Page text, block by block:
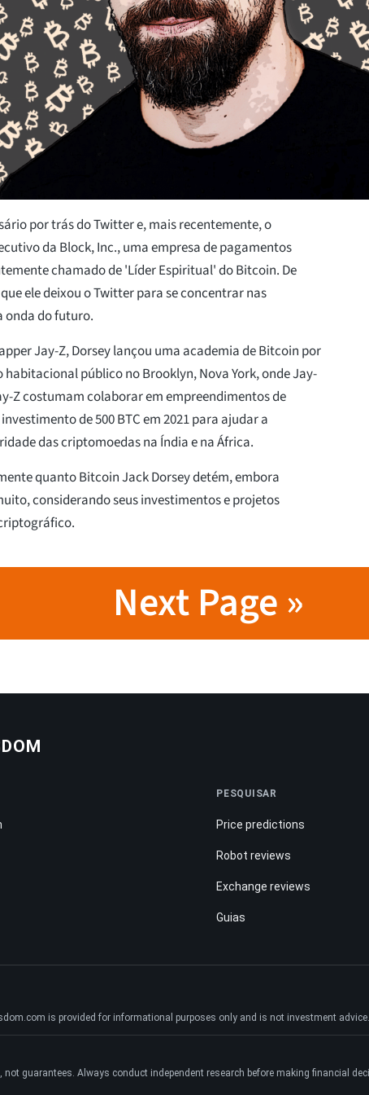
por trás do Twitter e, mais recentemente, o
da Block, Inc., uma empresa de pagamentos
chamado de 'Líder Espiritual' do Bitcoin. De
ele deixou o Twitter para se concentrar nas
onda do futuro.
Jay-Z, Dorsey lançou uma academia de Bitcoin por
habitacional público no Brooklyn, Nova York, onde Jay-
Z costumam colaborar em empreendimentos de
de 500 BTC em 2021 para ajudar a
das criptomoedas na Índia e na África.
quanto Bitcoin Jack Dorsey detém, embora
considerando seus investimentos e projetos
Next Page »
PESQUISAR
Price predictions
Robot reviews
Exchange reviews
Guias
is provided for informational purposes only and is not investment
not guarantees. Always conduct independent research before making financial